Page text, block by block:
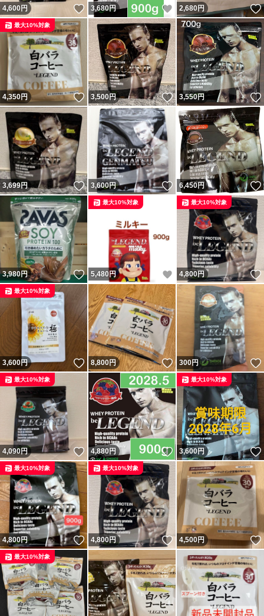
4,600円 いいね！
3,680円 いいね！
2,680円
4,350円 いいね！
最大10%対象
3,500円 いいね！
3,550円
3,699円 いいね！
3,600円 いいね！
6,450円
3,980円 いいね！
5,480円 いいね！
最大10%対象
4,800円
最大10%対象
3,600円 いいね！
最大10%対象
8,800円 いいね！
300円
4,090円 いいね！
最大10%対象
4,880円 いいね！
3,600円
最大10%対象
4,800円 いいね！
最大10%対象
4,800円 いいね！
最大10%対象
4,500円
最大10%対象